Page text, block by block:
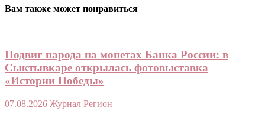
Вам также может понравиться
Подвиг народа на монетах Банка России: в
Сыктывкаре открылась фотовыставка
«Истории Победы»
07.08.2026 Журнал Регион